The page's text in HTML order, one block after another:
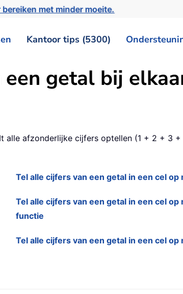
bereiken met minder moeite.
Kantoor tips (5300)
getal bij
alle afzonderlijke cijfers optellen (1 + 2 + 3
Tel alle cijfers van een getal in een cel
Tel alle cijfers van een getal in een cel
functie
Tel alle cijfers van een getal in een cel